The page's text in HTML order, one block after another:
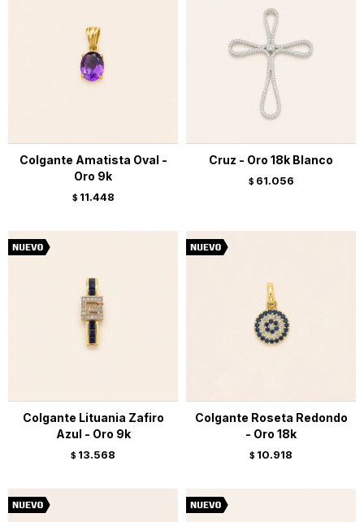
Colgante Amatista Oval -
Oro 9k
$ 11.448
Cruz - Oro 18k Blanco
$ 61.056
Colgante Lituania Zafiro
Azul - Oro 9k
$ 13.568
Colgante Roseta Redondo
- Oro 18k
$ 10.918